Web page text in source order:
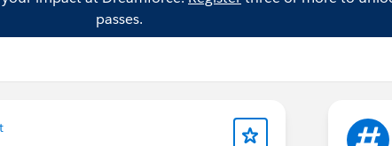
passes.